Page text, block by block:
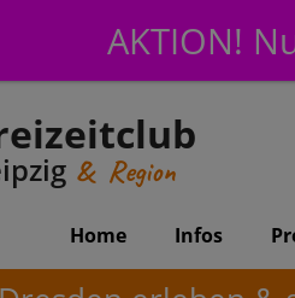
AKTION!
& Region
Home Infos